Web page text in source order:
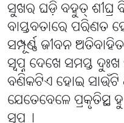
ସୁଖର ଘଡ଼ି ବହୁତ୍ ଶୀଘ୍ର
ବାସ୍ତବତାରେ ପରିଣତ
ସମ୍ପୂର୍ଣ୍ଣ ଜୀବନ
ସ୍ୱପ୍ନ ଦେଖେ ସମସ୍ତ
ବଣିକଟିଏ ହୋଇ ସାଉଁଟି
ଯେତେବେଳେ ପ୍ରକୃତିସ୍ଥ
ସ୍ୱପ୍ନ୤